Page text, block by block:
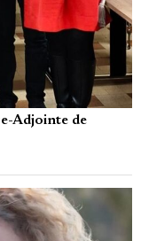
Adjointe de